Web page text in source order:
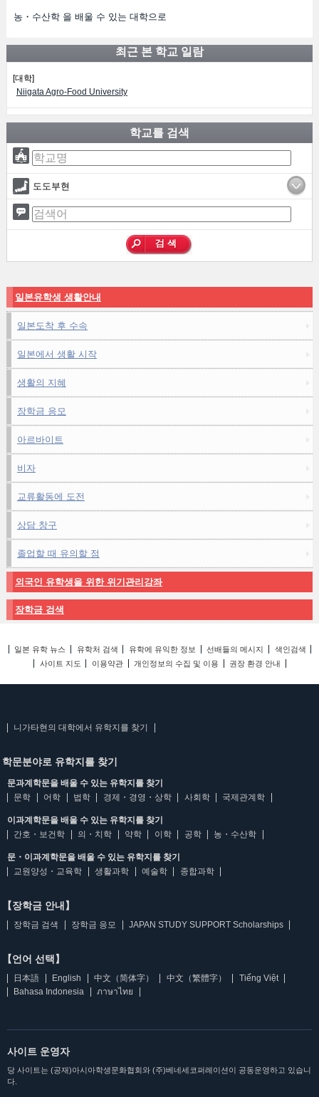
농・수산학 을 배울 수 있는 대학으로
최근 본 학교 일람
[대학]
Niigata Agro-Food University
학교를 검색
도도부현
일본유학생 생활안내
일본도착 후 수속
일본에서 생활 시작
생활의 지혜
장학금 응모
아르바이트
비자
교류활동에 도전
상담 창구
졸업할 때 유의할 점
외국인 유학생을 위한 위기관리강좌
장학금 검색
일본 유학 뉴스 유학처 검색 유학에 유익한 정보 선배들의 메시지
색인검색
사이트 지도
이용약관 개인정보의 수집 및 이용 권장 환경 안내
니가타현의 대학에서 유학지를 찾기
학문분야로 유학지를 찾기
문과계학문을 배울 수 있는 유학지를 찾기
문학
어학 법학 경제・경영・상학 사회학 국제관계학
이과계학문을 배울 수 있는 유학지를 찾기
간호・보건학
의・치학 약학 이학 공학 농・수산학
문・이과계학문을 배울 수 있는 유학지를 찾기
교원양성・교육학
생활과학 예술학 종합과학
【장학금 안내】
장학금 검색 장학금 응모 JAPAN STUDY SUPPORT Scholarships
【언어 선택】
日本語 English 中文（简体字） 中文（繁體字）
Tiếng Việt
Bahasa Indonesia
ภาษาไทย
사이트 운영자
당 사이트는 (공재)아시아학생문화협회와 (주)베네세코퍼레이션이 공동운영하고 있습니
다.